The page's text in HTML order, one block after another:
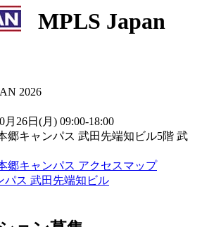
MPLS Japan
2026
月26日(月) 09:00-18:00
郷キャンパス 武田先端知ビル5階 武
郷キャンパス アクセスマップ
パス 武田先端知ビル